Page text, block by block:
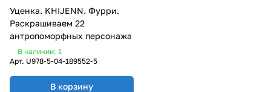
Уценка. KHIJENN. Фурри.
Раскрашиваем 22
антропоморфных персонажа
В наличии: 1
Арт. U978-5-04-189552-5
В корзину